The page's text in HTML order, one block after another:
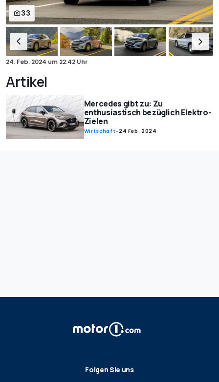
33
24. Feb. 2024 um 22:42 Uhr
Artikel
Mercedes gibt zu: Zu
enthusiastisch bezüglich Elektro-
Zielen
Wirtschaft- 24 Feb. 2024
Folgen Sie uns